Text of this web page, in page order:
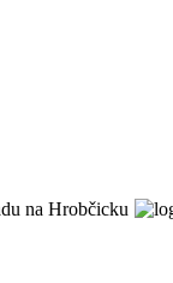
na Hrobčicku